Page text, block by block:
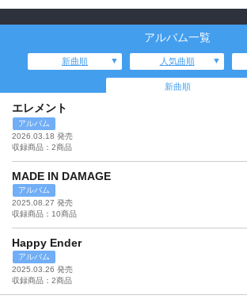
アルバム一覧
新曲順 人気曲順
新曲順
エレメント
アルバム
2026.03.18 発売
収録商品：2商品
MADE IN DAMAGE
アルバム
2025.08.27 発売
収録商品：10商品
Happy Ender
アルバム
2025.03.26 発売
収録商品：2商品